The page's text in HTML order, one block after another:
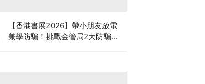
【香港書展2026】帶小朋友放電
兼學防騙！挑戰金管局2大防騙遊